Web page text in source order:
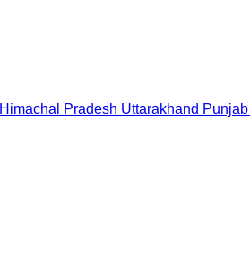
Himachal Pradesh Uttarakhand Punjab